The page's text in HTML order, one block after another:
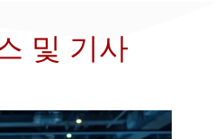
및 기사